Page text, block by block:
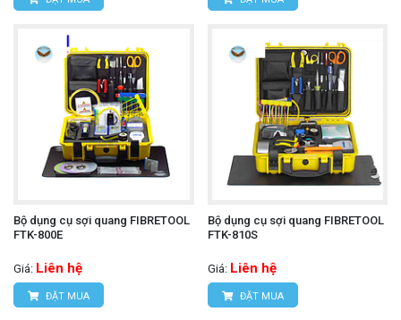
Bộ dụng cụ sợi quang FIBRETOOL
FTK-800E
Giá: Liên hệ
ĐẶT MUA
Bộ dụng cụ sợi quang FIBRETOOL
FTK-810S
Giá: Liên hệ
ĐẶT MUA